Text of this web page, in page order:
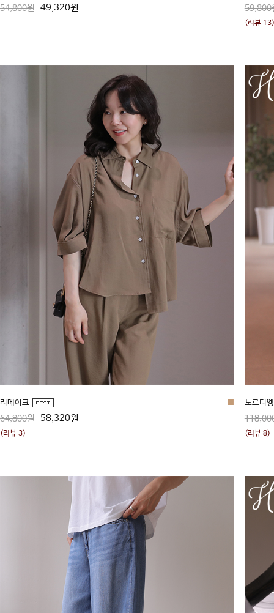
54,800원 49,320원 59,800
(리뷰 13)
리메이크
64,800원 58,320원
■
(리뷰 3)
노르디
(리뷰 8)